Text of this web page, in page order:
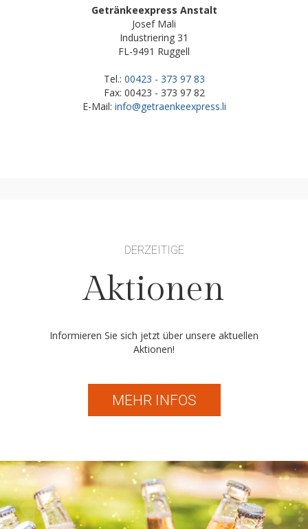
Getränkeexpress Anstalt
Josef Mali
Industriering 31
FL-9491 Ruggell
Tel.: 00423 - 373 97 83
Fax: 00423 - 373 97 82
E-Mail: info@getraenkeexpress.li
DERZEITIGE
Aktionen
Informieren Sie sich jetzt über unsere aktuellen
Aktionen!